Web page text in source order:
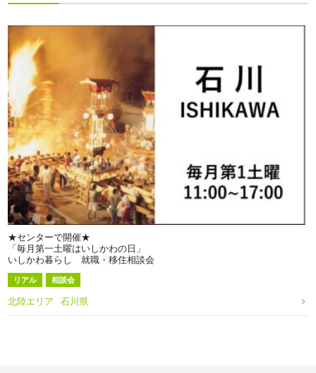
★センターで開催★
「毎月第一土曜はいしかわの日」
いしかわ暮らし 就職・移住相談会
リアル 相談会
北陸エリア 石川県